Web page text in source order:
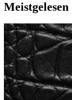
Meistgelesen